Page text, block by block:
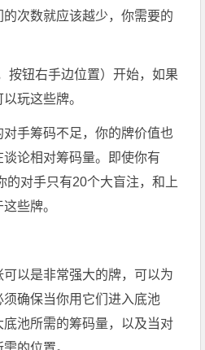
次数就应该越少，你需要的
按钮右手边位置）开始，如果
玩这些牌。
手筹码不足，你的牌价值也
论相对筹码量。即使你有
的对手只有20个大盲注，和上
些牌。
以是非常强大的牌，可以为
确保当你用它们进入底池
池所需的筹码量，以及当对